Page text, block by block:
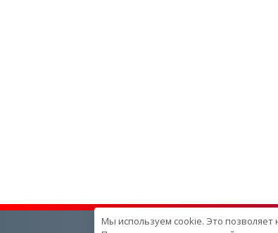
Мы используем cookie. Это позволяет